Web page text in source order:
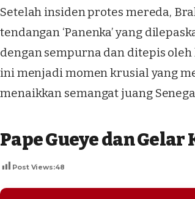
Setelah insiden protes mereda,
tendangan ‘Panenka’ yang
dengan sempurna dan ditepis
ini menjadi momen krusial yang
menaikkan semangat juang
Pape Gueye dan Gelar
Post Views:48